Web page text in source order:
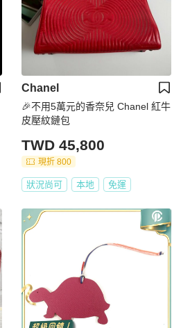
Chanel
🎉不用5萬元的香奈兒 Chanel 紅牛
皮壓紋鏈包
TWD 45,800
現折 800
狀況尚可 本地 免運